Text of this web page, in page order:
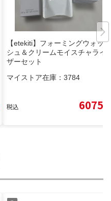
【etekiti】フォーミングウォッ
シュ＆クリームモイスチャライ
ザーセット
マイストア在庫： 3784
税込 6075